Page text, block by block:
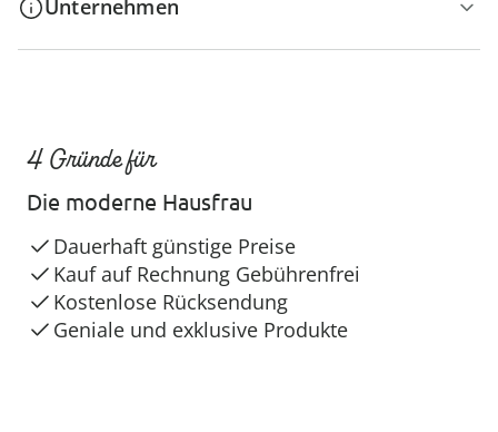
Unternehmen
4 Gründe für
Die moderne Hausfrau
Dauerhaft günstige Preise
Kauf auf Rechnung Gebührenfrei
Kostenlose Rücksendung
Geniale und exklusive Produkte